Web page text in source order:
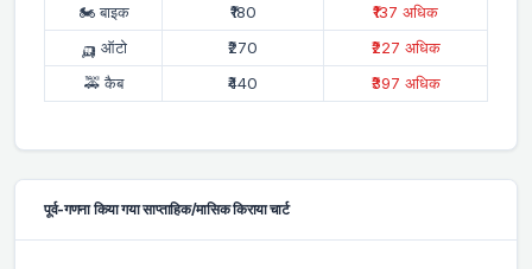
🏍 बाइक
₹180
₹137 अधिक
🛺 ऑटो
₹270
₹227 अधिक
🚕 कैब
₹440 ₹397 अधिक
पूर्व-गणना किया गया साप्ताहिक/मासिक किराया चार्ट